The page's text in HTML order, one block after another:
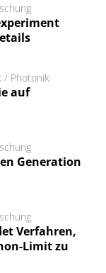
/ Photonik
auf
Generation
Verfahren,
Limit zu